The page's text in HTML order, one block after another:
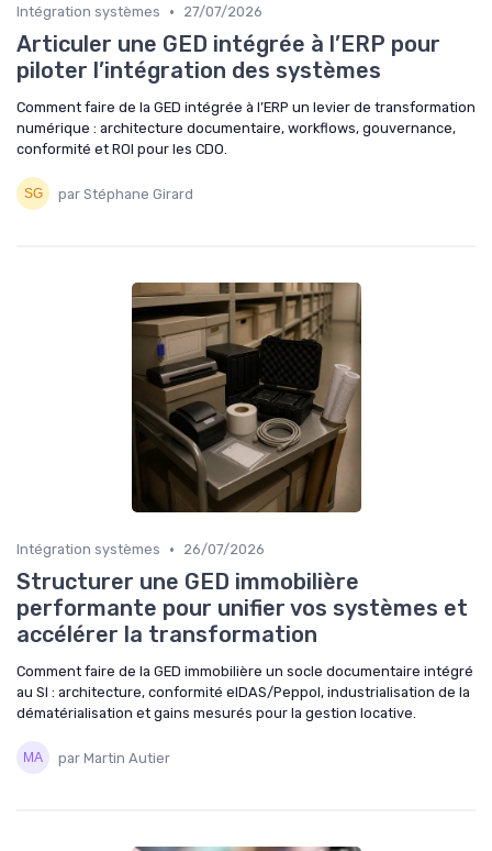
Intégration systèmes • 27/07/2026
Articuler une GED intégrée à l’ERP pour
piloter l’intégration des systèmes
Comment faire de la GED intégrée à l’ERP un levier de transformation
numérique : architecture documentaire, workflows, gouvernance,
conformité et ROI pour les CDO.
par Stéphane Girard
Intégration systèmes • 26/07/2026
Structurer une GED immobilière
performante pour unifier vos systèmes et
accélérer la transformation
Comment faire de la GED immobilière un socle documentaire intégré
au SI : architecture, conformité eIDAS/Peppol, industrialisation de la
dématérialisation et gains mesurés pour la gestion locative.
par Martin Autier